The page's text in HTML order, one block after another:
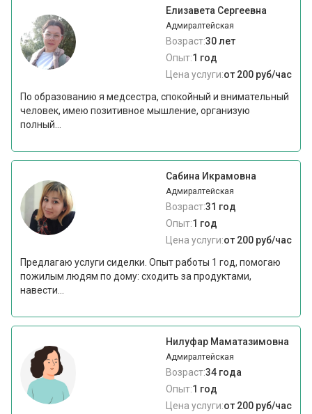
Елизавета Сергеевна
Адмиралтейская
Возраст:30 лет
Опыт:1 год
Цена услуги:от 200 руб/час
По образованию я медсестра, спокойный и внимательный
человек, имею позитивное мышление, организую
полный...
Сабина Икрамовна
Адмиралтейская
Возраст:31 год
Опыт:1 год
Цена услуги:от 200 руб/час
Предлагаю услуги сиделки. Опыт работы 1 год, помогаю
пожилым людям по дому: сходить за продуктами,
навести...
Нилуфар Маматазимовна
Адмиралтейская
Возраст:34 года
Опыт:1 год
Цена услуги:от 200 руб/час